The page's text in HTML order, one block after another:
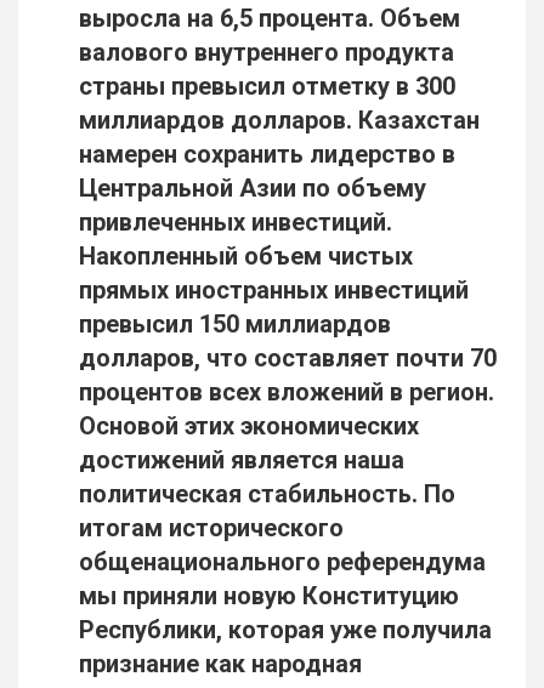
выросла на 6,5 процента. Объем
валового внутреннего продукта
страны превысил отметку в 300
миллиардов долларов. Казахстан
намерен сохранить лидерство в
Центральной Азии по объему
привлеченных инвестиций.
Накопленный объем чистых
прямых иностранных инвестиций
превысил 150 миллиардов
долларов, что составляет почти 70
процентов всех вложений в регион.
Основой этих экономических
достижений является наша
политическая стабильность. По
итогам исторического
общенационального референдума
мы приняли новую Конституцию
Республики, которая уже получила
признание как народная